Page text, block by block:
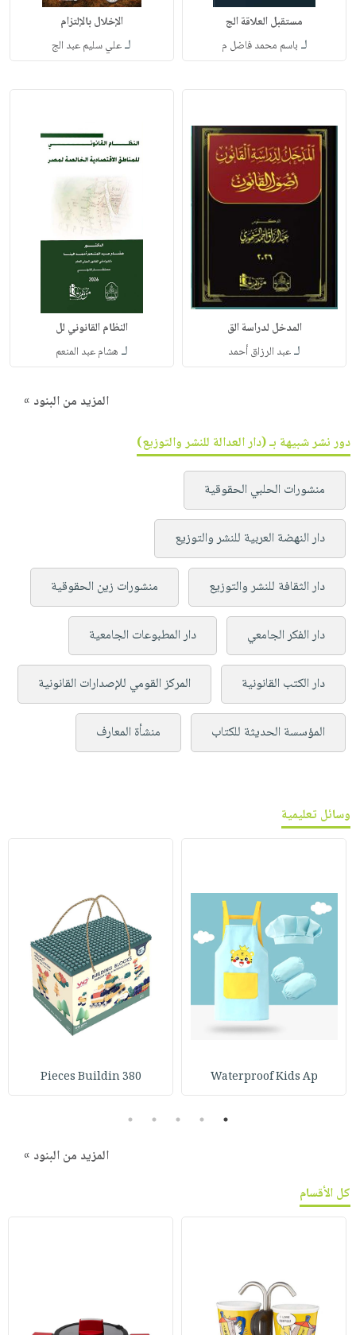
مستقبل العلاقة الج
لـ باسم محمد فاضل م
الإخلال بالإلتزام
لـعلي سليم عبد الج
المدخل لدراسة الق
لـعبد الرزاق أحمد
النظام القانوني لل
لـ هشام عبد المنعم
المزيد من البنود »
دور نشر شبيهة بـ (دار العدالة للنشر والتوزيع)
منشورات الحلبي الحقوقية
دار النهضة العربية للنشر والتوزيع
دار الثقافة للنشر والتوزيع منشورات زين الحقوقية
دار الفكر الجامعي دار المطبوعات الجامعية
دار الكتب القانونية المركز القومي للإصدارات القانونية
المؤسسة الحديثة للكتاب منشأة المعارف
وسائل تعليمية
Waterproof Kids Ap
380 Pieces Buildin
1
2
3
4
5
المزيد من البنود »
كل الأقسام